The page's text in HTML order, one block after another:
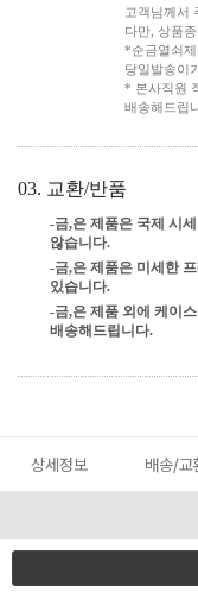
고객님께서
다만, 상품
*순금열쇠
당일발송이
* 본사직원
배송해드립
03. 교환/반품
-금,은 제품은 국제 시
않습니다.
-금,은 제품은 미세한
있습니다.
-금,은 제품 외에 케이
배송해드립니다.
상세정보 배송/교